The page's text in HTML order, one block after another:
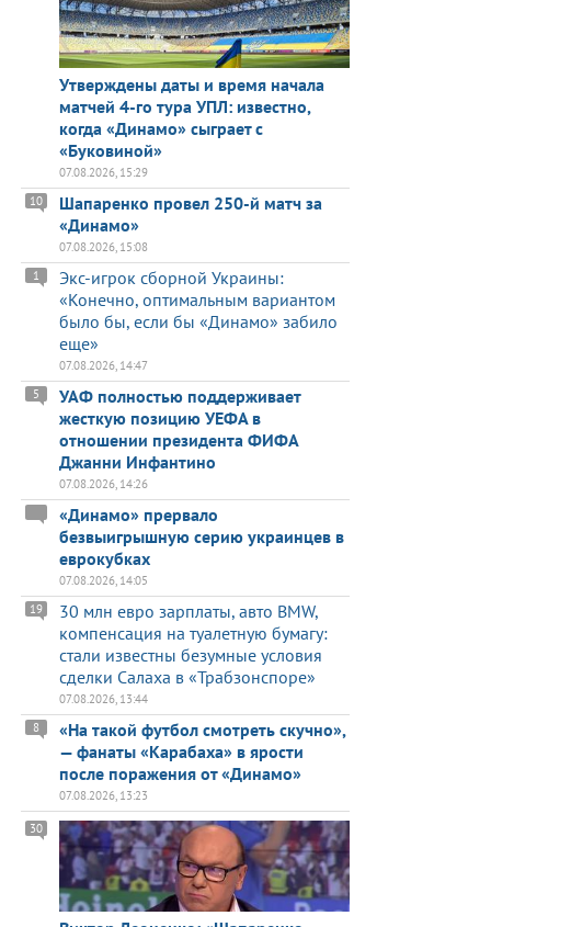
Утверждены даты и время начала
матчей 4-го тура УПЛ: известно,
когда «Динамо» сыграет с
«Буковиной»
07.08.2026, 15:29
Шапаренко провел 250-й матч за
«Динамо»
10
07.08.2026, 15:08
Экс-игрок сборной Украины:
«Конечно, оптимальным вариантом
было бы, если бы «Динамо» забило
еще»
1
07.08.2026, 14:47
УАФ полностью поддерживает
жесткую позицию УЕФА в
отношении президента ФИФА
Джанни Инфантино
5
07.08.2026, 14:26
«Динамо» прервало
безвыигрышную серию украинцев в
еврокубках
07.08.2026, 14:05
30 млн евро зарплаты, авто BMW,
компенсация на туалетную бумагу:
стали известны безумные условия
сделки Салаха в «Трабзонспоре»
19
07.08.2026, 13:44
«На такой футбол смотреть скучно»,
— фанаты «Карабаха» в ярости
после поражения от «Динамо»
8
07.08.2026, 13:23
30